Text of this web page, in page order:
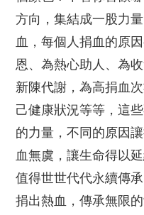
方向，集結成一股力
血，每個人捐血的原
恩、為熱心助人、為
新陳代謝，為高捐血
己健康狀況等等，這
的力量，不同的原因
血無虞，讓生命得以
值得世世代代永續傳
捐出熱血，傳承無限的